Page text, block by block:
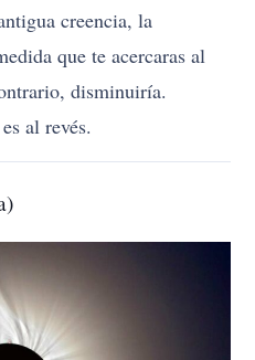
creencia, la
que te acercaras al
disminuiría.
al revés.